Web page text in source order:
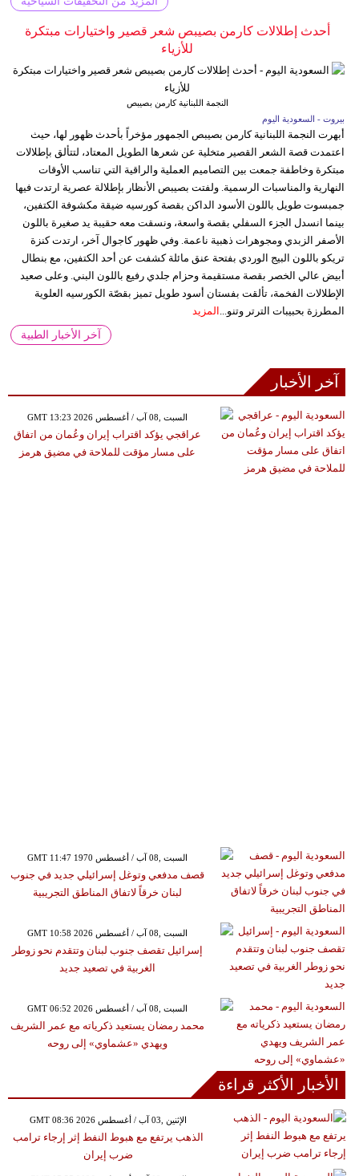
أحدث إطلالات كارمن بصيبص شعر قصير واختيارات مبتكرة
للأزياء
النجمة اللبنانية كارمن بصيبص
بيروت - السعودية اليوم
أبهرت النجمة اللبنانية كارمن بصيبص الجمهور مؤخراً بأحدث ظهور لها، حيث
اعتمدت قصة الشعر القصير متخلية عن شعرها الطويل المعتاد، لتتألق بإطلالات
مبتكرة وخاطفة جمعت بين التصاميم العملية والراقية التي تناسب الأوقات
النهارية والمناسبات الرسمية. ولفتت بصيبص الأنظار بإطلالة عصرية ارتدت فيها
جمبسوت طويل باللون الأسود الداكن بقصة كورسيه ضيقة مكشوفة الكتفين،
بينما انسدل الجزء السفلي بقصة واسعة، ونسقت معه حقيبة يد صغيرة باللون
الأصفر الزبدي ومجوهرات ذهبية ناعمة. وفي ظهور كاجوال آخر، ارتدت كنزة
تريكو باللون البيج الوردي بفتحة عنق مائلة كشفت عن أحد الكتفين، مع بنطال
أبيض عالي الخصر بقصة مستقيمة وحزام جلدي رفيع باللون البني. وعلى صعيد
الإطلالات الفخمة، تألقت بفستان أسود طويل تميز بقصّة الكورسيه العلوية
المطرزة بحبيبات الترتر وتنو... المزيد
آخر الأخبار الطبية
آخر الأخبار
GMT 13:23 2026 السبت ,08 آب / أغسطس
عراقجي يؤكد اقتراب إيران وعُمان من اتفاق
على مسار مؤقت للملاحة في مضيق هرمز
GMT 11:47 1970 السبت ,08 آب / أغسطس
قصف مدفعي وتوغل إسرائيلي جديد في جنوب
لبنان خرقاً لاتفاق المناطق التجريبية
GMT 10:58 2026 السبت ,08 آب / أغسطس
إسرائيل تقصف جنوب لبنان وتتقدم نحو زوطر
الغربية في تصعيد جديد
GMT 06:52 2026 السبت ,08 آب / أغسطس
محمد رمضان يستعيد ذكرياته مع عمر الشريف
ويهدي «عشماوي» إلى روحه
الأخبار الأكثر قراءة
GMT 08:36 2026 الإثنين ,03 آب / أغسطس
الذهب يرتفع مع هبوط النفط إثر إرجاء ترامب
ضرب إيران